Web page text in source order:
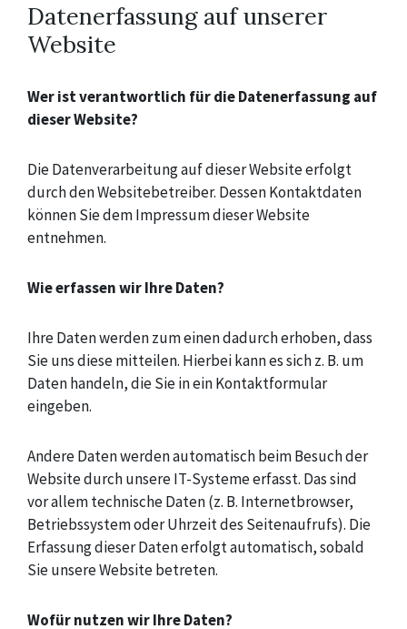
Datenerfassung auf unserer
Website
Wer ist verantwortlich für die Datenerfassung auf
dieser Website?
Die Datenverarbeitung auf dieser Website erfolgt
durch den Websitebetreiber. Dessen Kontaktdaten
können Sie dem Impressum dieser Website
entnehmen.
Wie erfassen wir Ihre Daten?
Ihre Daten werden zum einen dadurch erhoben, dass
Sie uns diese mitteilen. Hierbei kann es sich z. B. um
Daten handeln, die Sie in ein Kontaktformular
eingeben.
Andere Daten werden automatisch beim Besuch der
Website durch unsere IT-Systeme erfasst. Das sind
vor allem technische Daten (z. B. Internetbrowser,
Betriebssystem oder Uhrzeit des Seitenaufrufs). Die
Erfassung dieser Daten erfolgt automatisch, sobald
Sie unsere Website betreten.
Wofür nutzen wir Ihre Daten?